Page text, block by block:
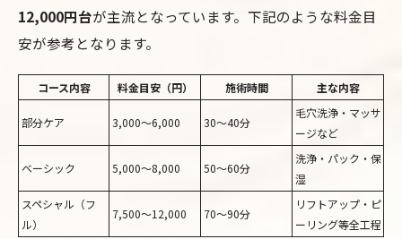
12,000円台が主流となっています。下記のような料金目
安が参考となります。
コース内容 料金目安（円） 施術時間 主な内容
部分ケア 3,000〜6,000 30～40分
毛穴洗浄・マッサ
ージなど
ベーシック 5,000〜8,000 50～60分
洗浄・パック・保
湿
スペシャル（フ
ル）
7,500〜12,000 70〜90分
リフトアップ・ピ
ーリング等全工程